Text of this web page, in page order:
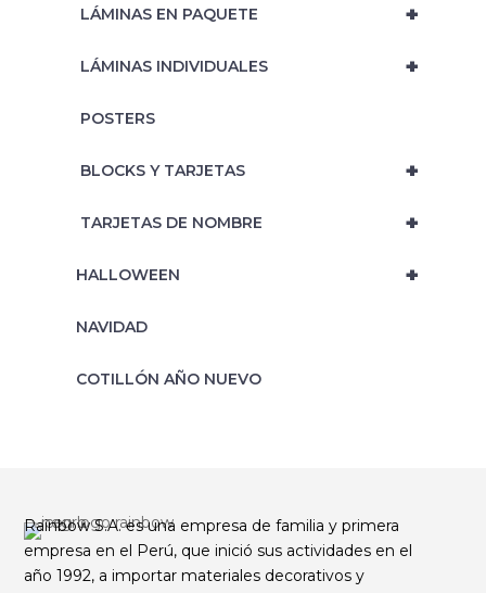
+
‎ LÁMINAS EN PAQUETE
+
‎ LÁMINAS INDIVIDUALES
‎ POSTERS
+
‎ BLOCKS Y TARJETAS
+
‎ TARJETAS DE NOMBRE
+
HALLOWEEN
NAVIDAD
‎COTILLÓN AÑO NUEVO
Rainbow S.A. es una empresa de familia y primera
empresa en el Perú, que inició sus actividades en el
año 1992, a importar materiales decorativos y